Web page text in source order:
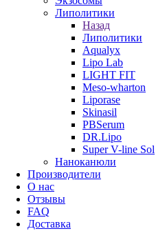
Липолитики
Назад
Липолитики
Aqualyx
Lipo Lab
LIGHT FIT
Meso-wharton
Liporase
Skinasil
PBSerum
DR.Lipo
Super V-line Sol
Наноканюли
Производители
О нас
Отзывы
FAQ
Доставка